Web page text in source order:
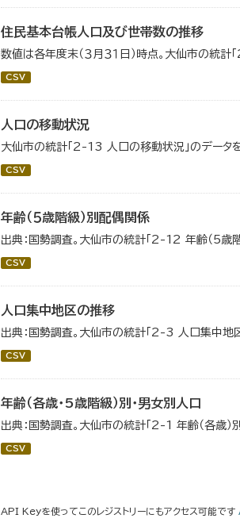
住民基本台帳人口及び世帯数の推移
数値は各年度末（３月３１日）時点。大仙市の統
CSV
人口の移動状況
大仙市の統計「2-13 人口の移動状況」のデータを
CSV
年齢（５歳階級）別配偶関係
出典：国勢調査。大仙市の統計「2-12 年齢（5歳
CSV
人口集中地区の推移
出典：国勢調査。大仙市の統計「2-3 人口集中地
CSV
年齢（各歳・5歳階級）別・男女別人口
出典：国勢調査。大仙市の統計「2-1 年齢（各歳）
CSV
API Keyを使ってこのレジストリーにもアクセス可能です